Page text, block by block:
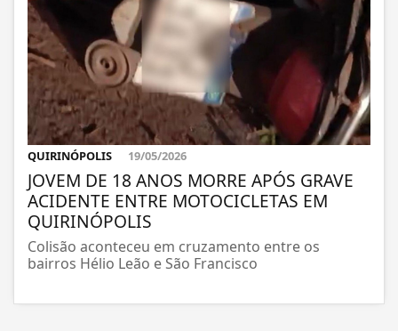
QUIRINÓPOLIS 19/05/2026
JOVEM DE 18 ANOS MORRE APÓS GRAVE
ACIDENTE ENTRE MOTOCICLETAS EM
QUIRINÓPOLIS
Colisão aconteceu em cruzamento entre os
bairros Hélio Leão e São Francisco